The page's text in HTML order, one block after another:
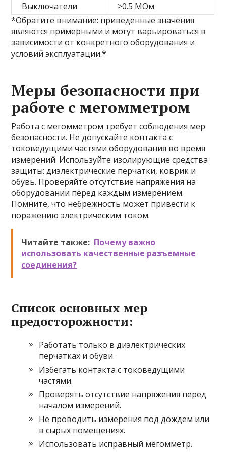
Выключатели
>0.5 МОм
*Обратите внимание: приведенные значения
являются примерными и могут варьироваться в
зависимости от конкретного оборудования и
условий эксплуатации.*
Меры безопасности при
работе с мегомметром
Работа с мегомметром требует соблюдения мер
безопасности. Не допускайте контакта с
токоведущими частями оборудования во время
измерений. Используйте изолирующие средства
защиты: диэлектрические перчатки, коврик и
обувь. Проверяйте отсутствие напряжения на
оборудовании перед каждым измерением.
Помните, что небрежность может привести к
поражению электрическим током.
Читайте также: Почему важно
использовать качественные разъемные
соединения?
Список основных мер
предосторожности:
Работать только в диэлектрических
перчатках и обуви.
Избегать контакта с токоведущими
частями.
Проверять отсутствие напряжения перед
началом измерений.
Не проводить измерения под дождем или
в сырых помещениях.
Использовать исправный мегомметр.